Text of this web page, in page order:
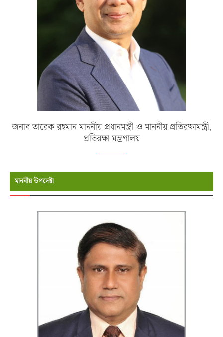
জনাব তারেক রহমান মাননীয় প্রধানমন্ত্রী ও মাননীয় প্রতিরক্ষামন্ত্রী,
প্রতিরক্ষা মন্ত্রণালয়
মাননীয় উপদেষ্টা